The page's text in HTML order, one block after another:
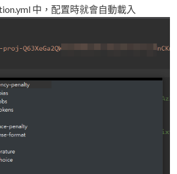
中，配置時就會自動載入